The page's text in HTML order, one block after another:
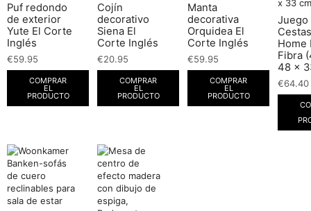
Puf redondo
de exterior
Yute El Corte
Inglés
€59.95
COMPRAR
EL
PRODUCTO
Cojín
decorativo
Siena El
Corte Inglés
€20.95
COMPRAR
EL
PRODUCTO
Manta
decorativa
Orquidea El
Corte Inglés
€59.95
COMPRAR
EL
PRODUCTO
Juego
Home
Fibra
48 x
€64.40